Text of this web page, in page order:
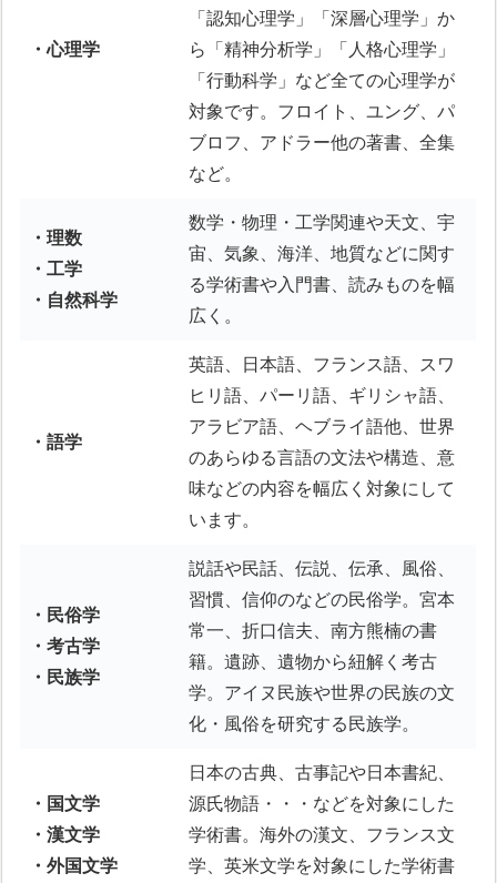
・心理学
「認知心理学」「深層心理学」か
ら「精神分析学」「人格心理学」
「行動科学」など全ての心理学が
対象です。フロイト、ユング、パ
ブロフ、アドラー他の著書、全集
など。
・理数
・工学
・自然科学
数学・物理・工学関連や天文、宇
宙、気象、海洋、地質などに関す
る学術書や入門書、読みものを幅
広く。
・語学
英語、日本語、フランス語、スワ
ヒリ語、パーリ語、ギリシャ語、
アラビア語、ヘブライ語他、世界
のあらゆる言語の文法や構造、意
味などの内容を幅広く対象にして
います。
・民俗学
・考古学
・民族学
説話や民話、伝説、伝承、風俗、
習慣、信仰のなどの民俗学。宮本
常一、折口信夫、南方熊楠の書
籍。遺跡、遺物から紐解く考古
学。アイヌ民族や世界の民族の文
化・風俗を研究する民族学。
・国文学
・漢文学
・外国文学
日本の古典、古事記や日本書紀、
源氏物語・・・などを対象にした
学術書。海外の漢文、フランス文
学、英米文学を対象にした学術書